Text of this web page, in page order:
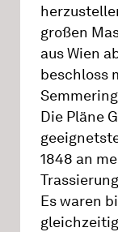
großen
aus Wien
beschloss
Die Pläne
1848 an
Es waren